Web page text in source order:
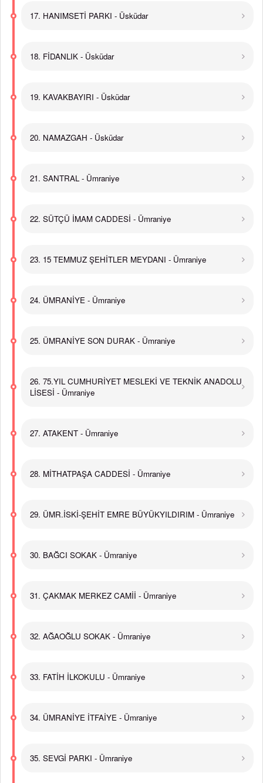
17. HANIMSETİ PARKI - Üsküdar
18. FİDANLIK - Üsküdar
19. KAVAKBAYIRI - Üsküdar
20. NAMAZGAH - Üsküdar
21. SANTRAL - Ümraniye
22. SÜTÇÜ İMAM CADDESİ - Ümraniye
23. 15 TEMMUZ ŞEHİTLER MEYDANI - Ümraniye
24. ÜMRANİYE - Ümraniye
25. ÜMRANİYE SON DURAK - Ümraniye
26. 75.YIL CUMHURİYET MESLEKİ VE TEKNİK ANADOLU
LİSESİ - Ümraniye
27. ATAKENT - Ümraniye
28. MİTHATPAŞA CADDESİ - Ümraniye
29. ÜMR.İSKİ-ŞEHİT EMRE BÜYÜKYILDIRIM - Ümraniye
30. BAĞCI SOKAK - Ümraniye
31. ÇAKMAK MERKEZ CAMİİ - Ümraniye
32. AĞAOĞLU SOKAK - Ümraniye
33. FATİH İLKOKULU - Ümraniye
34. ÜMRANİYE İTFAİYE - Ümraniye
35. SEVGİ PARKI - Ümraniye